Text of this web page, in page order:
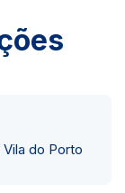
do Porto